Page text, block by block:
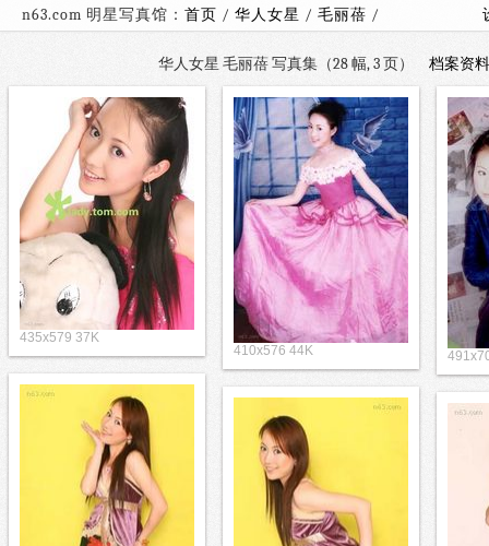
n63.com 明星写真馆： 首页 / 华人女星 / 毛丽蓓 /
华人女星 毛丽蓓 写真集（28 幅, 3 页） 档案资料
435x579 37K
410x576 44K